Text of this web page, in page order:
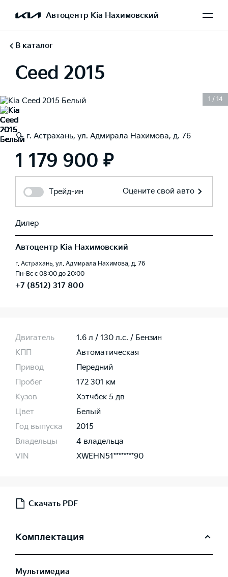
Автоцентр Kia Нахимовский
В каталог
Ceed 2015
1 / 14
г. Астрахань, ул. Адмирала Нахимова, д. 76
1 179 900 ₽
Трейд-ин Оцените свой авто
Дилер
Автоцентр Kia Нахимовский
г. Астрахань, ул. Адмирала Нахимова, д. 76
Пн-Вс с 08:00 до 20:00
+7 (8512) 317 800
Двигатель
1.6 л / 130 л.c. / Бензин
КПП
Автоматическая
Привод
Передний
Пробег
172 301 км
Кузов
Хэтчбек 5 дв
Цвет
Белый
Год выпуска
2015
Владельцы
4 владельца
VIN
XWEHN51********90
Скачать PDF
Комплектация
Мультимедиа